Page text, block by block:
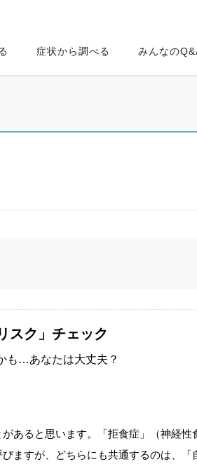
症状から調べる みんなの
スク」チェック
も…あなたは大丈夫？
あると思います。「拒食症」（神経
ますが、どちらにも共通するのは、